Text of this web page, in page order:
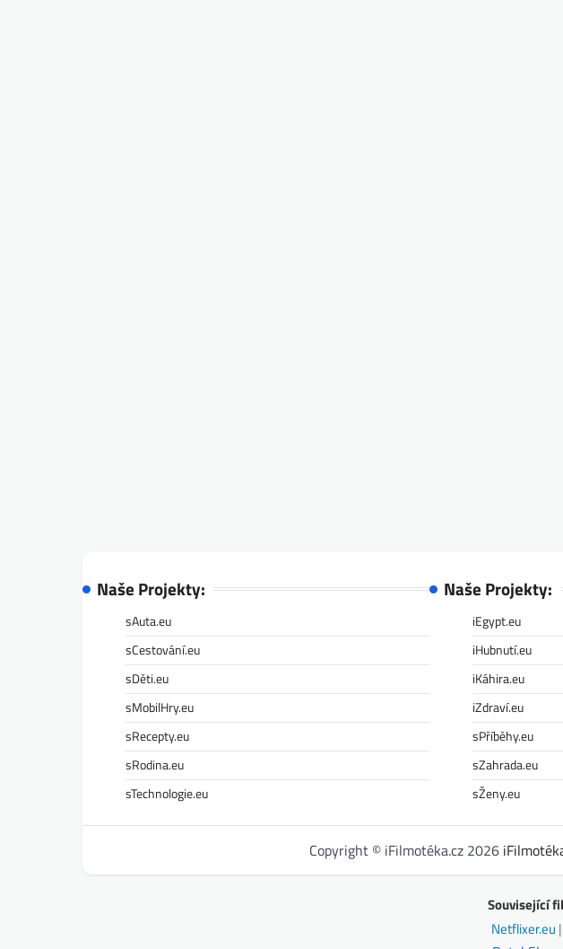
Naše Projekty:
sAuta.eu
sCestování.eu
sDěti.eu
sMobilHry.eu
sRecepty.eu
sRodina.eu
sTechnologie.eu
Naše Projekty:
iEgypt.eu
iHubnutí.eu
iKáhira.eu
iZdraví.eu
sPříběhy.eu
sZahrada.eu
sŽeny.eu
Copyright © iFilmotéka.cz 2026
Související
Netflixer.eu |